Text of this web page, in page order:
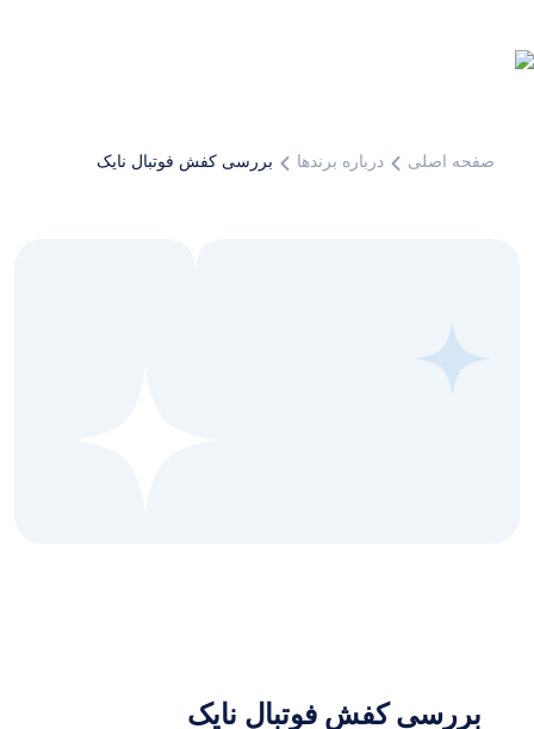
صفحه اصلی درباره برندها بررسی کفش فوتبال نایک
بررسی کفش فوتبال نایک